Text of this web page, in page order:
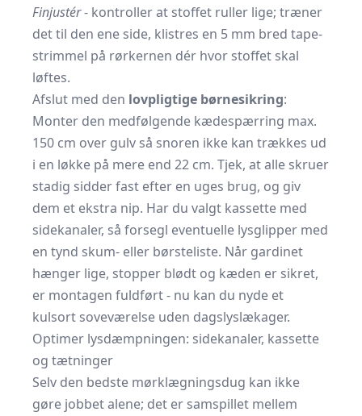
Finjustér- kontroller at stoffet ruller lige; træner
det til den ene side, klistres en 5 mm bred tape­
strimmel på rørkernen dér hvor stoffet skal
løftes.
Afslut med den lovpligtige børnesikring:
Monter den medfølgende kædespærring max.
150 cm over gulv så snoren ikke kan trækkes ud
i en løkke på mere end 22 cm. Tjek, at alle skruer
stadig sidder fast efter en uges brug, og giv
dem et ekstra nip. Har du valgt kassette med
sidekanaler, så forsegl eventuelle lysglipper med
en tynd skum- eller børsteliste. Når gardinet
hænger lige, stopper blødt og kæden er sikret,
er montagen fuldført - nu kan du nyde et
kulsort soveværelse uden dagslyslækager.
Optimer lysdæmpningen: sidekanaler, kassette
og tætninger
Selv den bedste mørklægningsdug kan ikke
gøre jobbet alene; det er samspillet mellem